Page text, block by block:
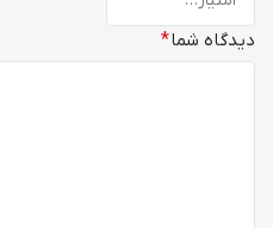
دیدگاه شما*